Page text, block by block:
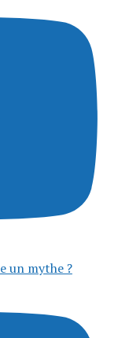
un mythe ?